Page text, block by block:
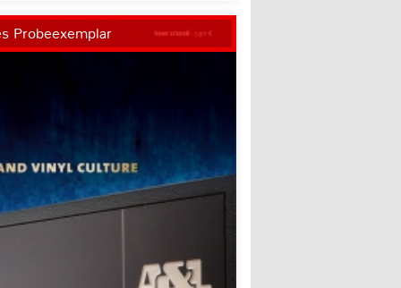
Probeexemplar